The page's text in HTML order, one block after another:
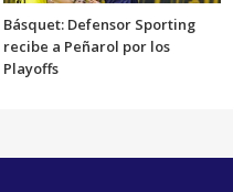
Básquet: Defensor Sporting
recibe a Peñarol por los
Playoffs